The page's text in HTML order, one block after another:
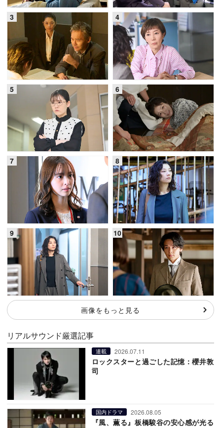
画像をもっと見る
リアルサウンド厳選記事
連載 2026.07.11
ロックスターと過ごした記憶：櫻井敦
司
国内ドラマ 2026.08.05
『風、薫る』板橋駿谷の安心感が光る